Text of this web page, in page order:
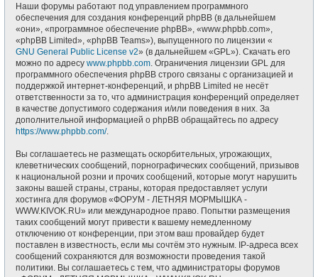
Наши форумы работают под управлением программного
обеспечения для создания конференций phpBB (в дальнейшем
«они», «программное обеспечение phpBB», «www.phpbb.com»,
«phpBB Limited», «phpBB Teams»), выпущенного по лицензии «
GNU General Public License v2» (в дальнейшем «GPL»). Скачать его
можно по адресу www.phpbb.com . Ограничения лицензии GPL для
программного обеспечения phpBB строго связаны с организацией и
поддержкой интернет-конференций, и phpBB Limited не несёт
ответственности за то, что администрация конференций определяет
в качестве допустимого содержания и/или поведения в них. За
дополнительной информацией о phpBB обращайтесь по адресу
https://www.phpbb.com/.
Вы соглашаетесь не размещать оскорбительных, угрожающих,
клеветнических сообщений, порнографических сообщений, призывов
к национальной розни и прочих сообщений, которые могут нарушить
законы вашей страны, страны, которая предоставляет услуги
хостинга для форумов «ФОРУМ - ЛЕТНЯЯ МОРМЫШКА -
WWW.KIVOK.RU» или международное право. Попытки размещения
таких сообщений могут привести к вашему немедленному
отключению от конференции, при этом ваш провайдер будет
поставлен в известность, если мы сочтём это нужным. IP-адреса всех
сообщений сохраняются для возможности проведения такой
политики. Вы соглашаетесь с тем, что администраторы форумов